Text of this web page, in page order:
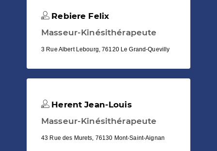
Rebiere Felix
Masseur-Kinésithérapeute
3 Rue Albert Lebourg, 76120 Le Grand-Quevilly
Herent Jean-Louis
Masseur-Kinésithérapeute
43 Rue des Murets, 76130 Mont-Saint-Aignan